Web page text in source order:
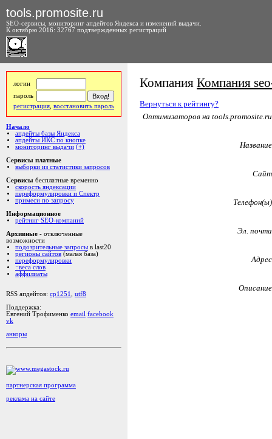
tools.promosite.ru
SEO-сервисы, мониторинг апдейтов Яндекса и изменений выдачи.
К октябрю 2016: 32767 подтвержденных регистраций
логин
пароль
регистрация восстановить пароль
Начало
апдейты базы Яндекса
апдейты ИКС по кнопке
мониторинг выдачи (+)
Сервисы платные
выборки из статистики запросов
Сервисы бесплатные временно
скорость яндексации
переформулировки и Спектр
примеси по запросу
Информационное
рейтинг SEO-компаний
Архивные - отключенные
возможности
подозрительные запросы в last20
регионы сайтов (малая база)
переформулировки
::веса слов
аффилиаты
RSS апдейтов: cp1251
utf8
Поддержка:
Евгений Трофименко email facebook
vk
анкоры
партнерская программа
реклама на сайте
Компания Компания
Вернуться к рейтингу?
Оптимизаторов на tools.promosite.ru
Название
Сайт
Телефон(ы)
Эл. почта
Адрес
Описание